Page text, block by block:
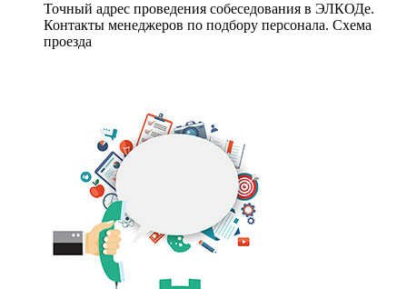
Точный адрес проведения собеседования в ЭЛКОДе.
Контакты менеджеров по подбору персонала. Схема
проезда